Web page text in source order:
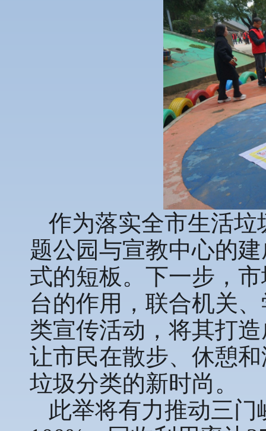
作为落实全市生活
题公园与宣教中心的
式的短板。下一步，
台的作用，联合机关
类宣传活动，将其打
让市民在散步、休憩
垃圾分类的新时尚。
此举将有力推动三门